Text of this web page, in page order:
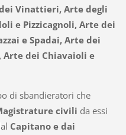
Vinattieri, Arte degli
e Pizzicagnoli, Arte dei
e Spadai, Arte dei
Arte dei Chiavaioli e
di sbandieratori che
civili da essi
Capitano e dai